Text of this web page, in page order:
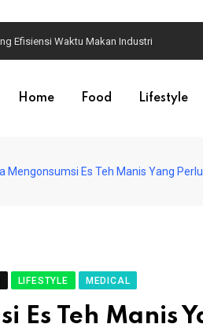
Efisiensi Waktu Makan Industri
Home Food Lifestyle
Mengonsumsi Es Teh Manis Yang
LIFESTYLE MEDICAL
Es Teh Manis